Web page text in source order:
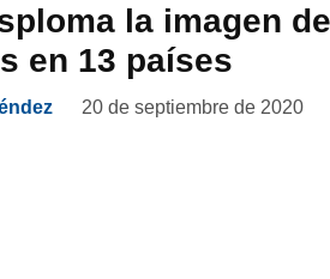
la imagen
en 13 países
20 de septiembre de 2020